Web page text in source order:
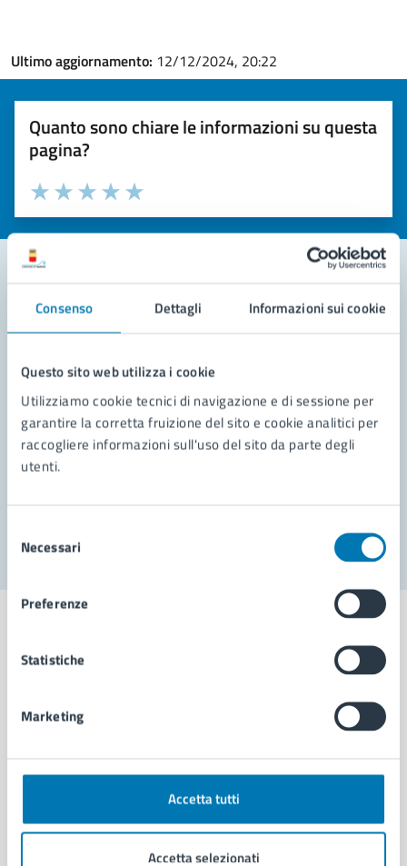
Consenso Dettagli Informazioni sui cookie
Questo sito web utilizza i cookie
Utilizziamo cookie tecnici di navigazione e di sessione per
garantire la corretta fruizione del sito e cookie analitici per
raccogliere informazioni sull'uso del sito da parte degli
utenti.
delNecessari
Preferenze
Statistiche
Marketing
Accetta tutti
Accetta selezionati
Ultimo aggiornamento: 12/12/2024, 20:22
Quanto sono chiare le informazioni su questa
pagina?
Valuta la chiarezza delle informazioni (da 1 a 5 stelle)
Seleziona il numero di stelle per valutare la chiarezza delle
Valuta 5 stelle su 5
Valuta 4 stelle su 5
Valuta 3 stelle su 5
Valuta 2 stelle su 5
Valuta 1 stelle su 5
Contatta il comune
Richiedi assistenza
Prenota appuntamento
Problemi in città
Aree amministrative
Uffici